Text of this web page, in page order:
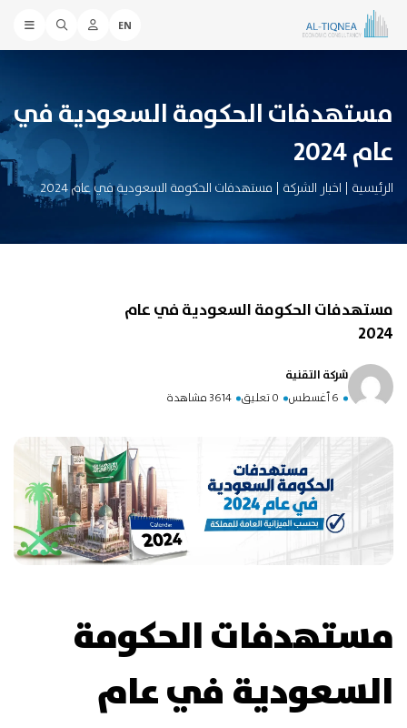
EN
مستهدفات الحكومة السعودية في
عام 2024
الرئيسية | اخبار الشركة | مستهدفات الحكومة السعودية في عام 2024
مستهدفات الحكومة السعودية في عام
2024
شركة التقنية
6 أغسطس 0 تعليق 3614 مشاهدة
مستهدفات الحكومة
السعودية في عام